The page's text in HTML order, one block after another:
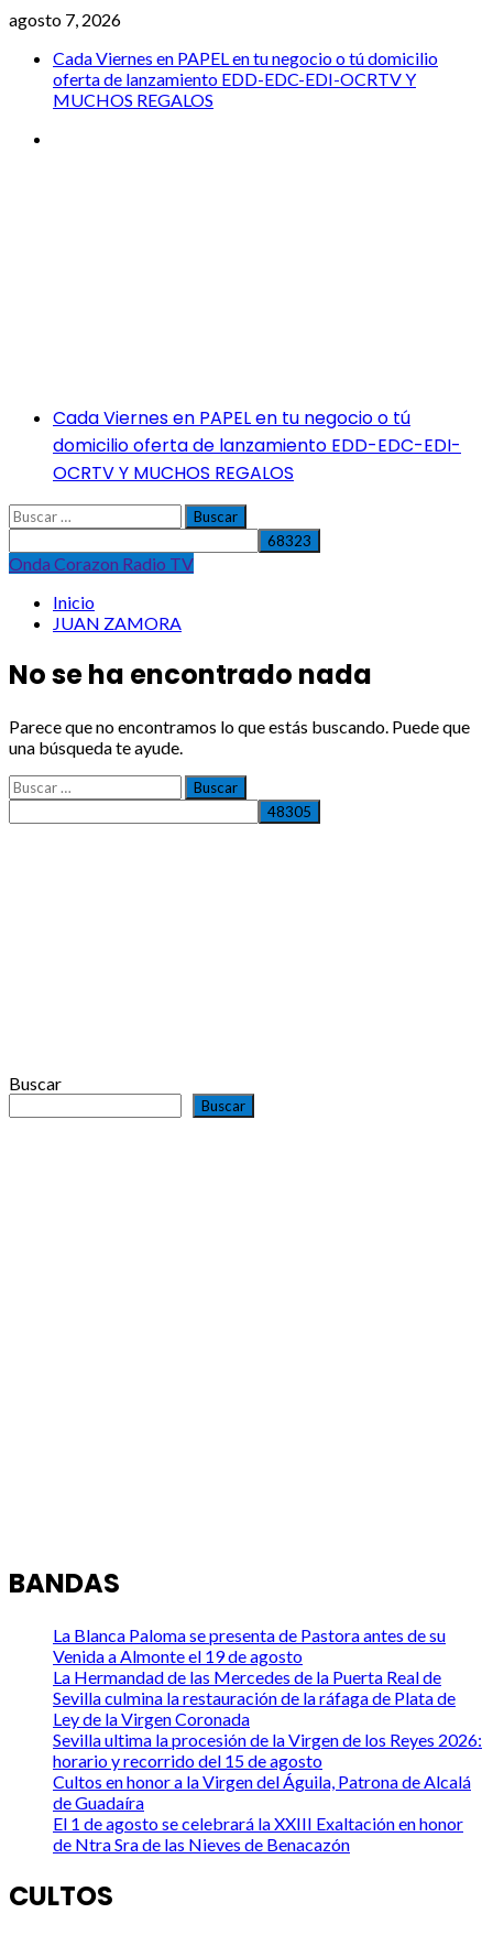
Saltar
contenido
agosto 7, 2026
Cada Viernes en PAPEL en tu negocio o tú domicilio
oferta de lanzamiento EDD-EDC-EDI-OCRTV Y
MUCHOS REGALOS
EDD-
EDC-
EDI-
OCRTV
MUCHOS
REGALOS
Menú
principal
Cada Viernes en PAPEL en tu negocio o tú
domicilio oferta de lanzamiento EDD-EDC-EDI-
OCRTV Y MUCHOS REGALOS
Buscar:
Onda Corazon Radio TV
Inicio
JUAN ZAMORA
No se ha encontrado nada
Parece que no encontramos lo que estás buscando. Puede que
una búsqueda te ayude.
Buscar:
Buscar
Buscar
BANDAS
La Blanca Paloma se presenta de Pastora antes de su
Venida a Almonte el 19 de agosto
La Hermandad de las Mercedes de la Puerta Real de
Sevilla culmina la restauración de la ráfaga de Plata de
Ley de la Virgen Coronada
Sevilla ultima la procesión de la Virgen de los Reyes 2026:
horario y recorrido del 15 de agosto
Cultos en honor a la Virgen del Águila, Patrona de Alcalá
de Guadaíra
El 1 de agosto se celebrará la XXIII Exaltación en honor
de Ntra Sra de las Nieves de Benacazón
CULTOS